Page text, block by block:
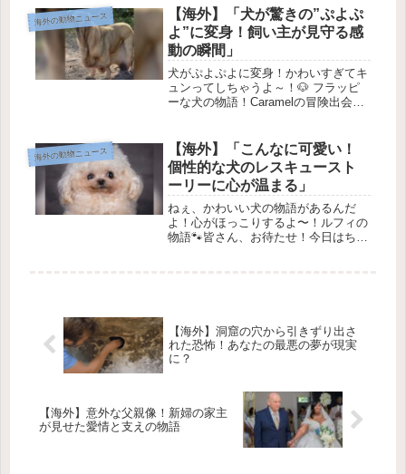
に、中の世界に興味津々で顔を近づけ
ていました。どうしてそんなに興味が
あ...
海外の動物ニュース
【海外】「犬が驚きの”ぷよぷ
よ”に変身！飼い主が見守る感
動の瞬間」
犬がぷよぷよに変身！かわいすぎてキ
ュンってしちゃうよ～！🐶 フラッピ
ーな犬の物語！Caramelの冒険出会い
見つけました。その犬の名前は
Caramel（キャラメル）！最初は...
海外の動物ニュース
【海外】「こんなに可愛い！
個性的な犬のレスキュースト
ーリーに心が温まる」
ねぇ、かわいい犬の物語があるんだ
よ！心がほっこりするよ〜！ルフィの
物語🐾皆さん、お待たせ！今日はちょ
【海外】洞窟の穴から引きずり出さ
れた恐怖！あなたの最悪の夢が現実
に？
【海外】意外な父親像！新婦の家主
が見せた愛情と支えの物語